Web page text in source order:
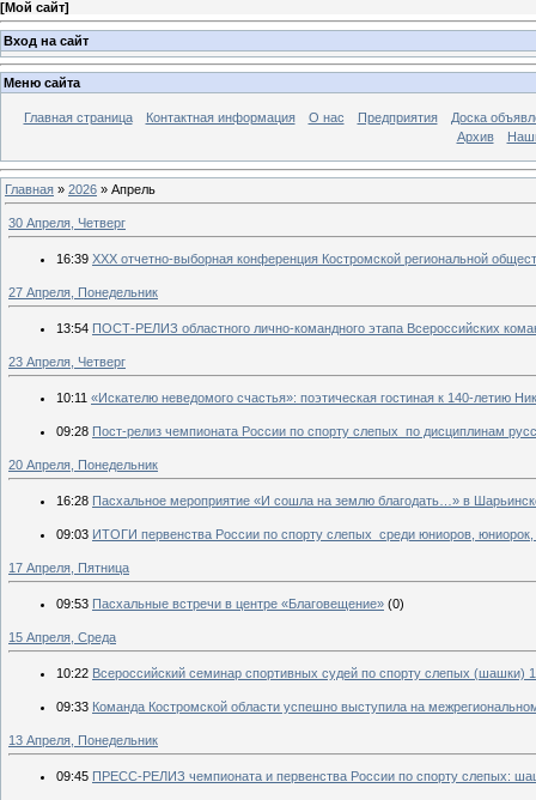
[Мой сайт]
Вход на сайт
Меню сайта
Главная страница Контактная информация О нас Предприятия
Доска
Архив
Главная » 2026 » Апрель
30 Апреля, Четверг
16:39 ХХХ отчетно-выборная конференция Костромской региональной
27 Апреля, Понедельник
13:54 ПОСТ-РЕЛИЗ областного лично-командного этапа Всероссийских
23 Апреля, Четверг
10:11 «Искателю неведомого счастья»: поэтическая гостиная к 140-летию
09:28 Пост-релиз чемпионата России по спорту слепых по дисциплинам
20 Апреля, Понедельник
16:28 Пасхальное мероприятие «И сошла на землю благодать…» в
09:03 ИТОГИ первенства России по спорту слепых среди юниоров,
17 Апреля, Пятница
09:53 Пасхальные встречи в центре «Благовещение» (0)
15 Апреля, Среда
10:22 Всероссийский семинар спортивных судей по спорту слепых (шашки)
09:33 Команда Костромской области успешно выступила на
13 Апреля, Понедельник
09:45 ПРЕСС-РЕЛИЗ чемпионата и первенства России по спорту слепых: